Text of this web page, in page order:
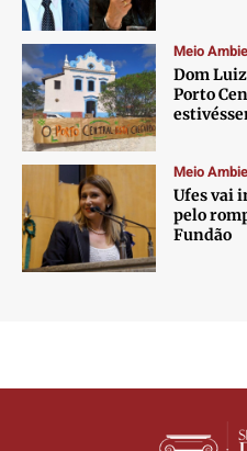
Meio
Dom
Porto
Meio
Ufes vai
pelo
Fundão